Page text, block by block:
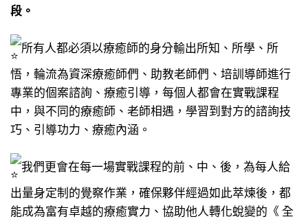
段。
所有人都必須以療癒師的身分輸出所知、所學、所
悟，輪流為資深療癒師們、助教老師們、培訓導師進行
專業的個案諮詢、療癒引導，每個人都會在實戰課程
中，與不同的療癒師、老師相遇，學習到對方的諮詢技
巧、引導功力、療癒內涵。
我們更會在每一場實戰課程的前、中、後，為每人給
出量身定制的覺察作業，確保夥伴經過如此萃煉後，都
能成為富有卓越的療癒實力、協助他人轉化蛻變的《 全